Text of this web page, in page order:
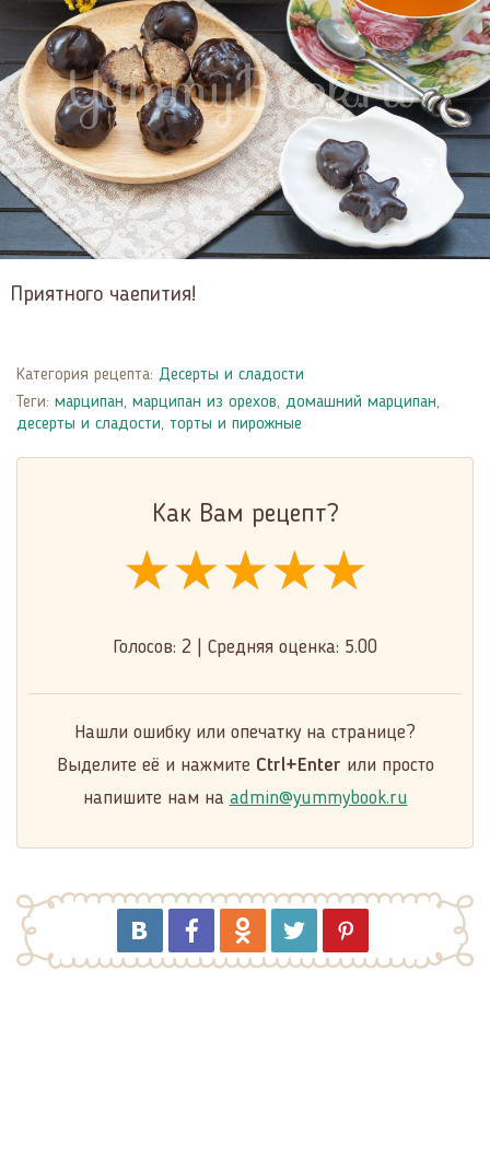
Приятного чаепития!
Категория рецепта: Десерты и сладости
Теги: марципан, марципан из орехов, домашний марципан,
десерты и сладости, торты и пирожные
Как Вам рецепт?
★★★★★
★★★★★
★★★★★
Голосов: 2 Средняя оценка: 5.00
Нашли ошибку или опечатку на странице?
Выделите её и нажмите Ctrl+Enter или просто
напишите нам на admin@yummybook.ru